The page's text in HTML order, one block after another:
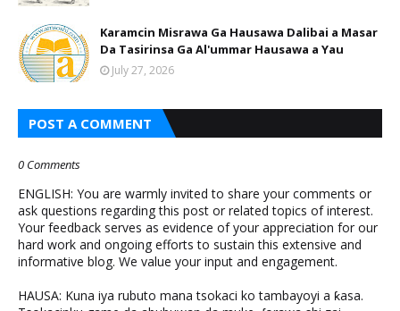
Karamcin Misrawa Ga Hausawa Dalibai a Masar
Da Tasirinsa Ga Al'ummar Hausawa a Yau
July 27, 2026
POST A COMMENT
0 Comments
ENGLISH: You are warmly invited to share your comments or
ask questions regarding this post or related topics of interest.
Your feedback serves as evidence of your appreciation for our
hard work and ongoing efforts to sustain this extensive and
informative blog. We value your input and engagement.
HAUSA: Kuna iya rubuto mana tsokaci ko tambayoyi a ƙasa.